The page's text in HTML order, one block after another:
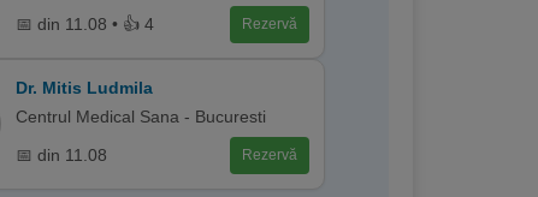
📅 din 11.08 • 👍 4 Rezervă
Dr. Mitis Ludmila
Centrul Medical Sana - Bucuresti
📅 din 11.08 Rezervă